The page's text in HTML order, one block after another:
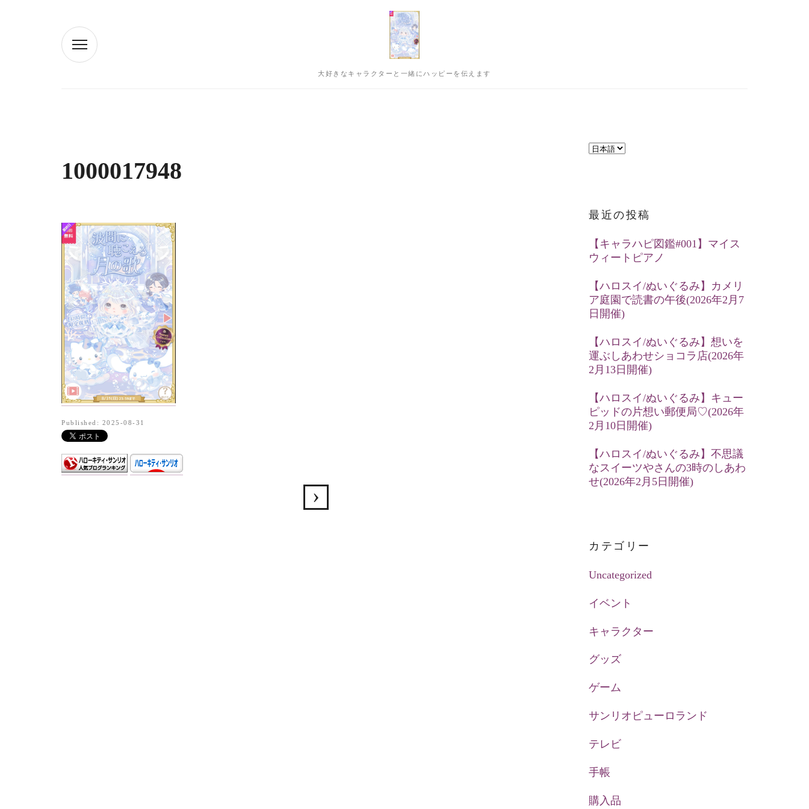
大好きなキャラクターと一緒にハッピーを伝えます
1000017948
Published: 2025-08-31
言
択
最近の投稿
【キャラハピ図鑑#001】マイス
ウィートピアノ
【ハロスイ/ぬいぐるみ】カメリ
ア庭園で読書の午後(2026年2月7
日開催)
【ハロスイ/ぬいぐるみ】想いを
運ぶしあわせショコラ店(2026年
2月13日開催)
【ハロスイ/ぬいぐるみ】キュー
ピッドの片想い郵便局♡(2026年
2月10日開催)
【ハロスイ/ぬいぐるみ】不思議
なスイーツやさんの3時のしあわ
せ(2026年2月5日開催)
カテゴリー
Uncategorized
イベント
キャラクター
グッズ
ゲーム
サンリオピューロランド
テレビ
手帳
購入品